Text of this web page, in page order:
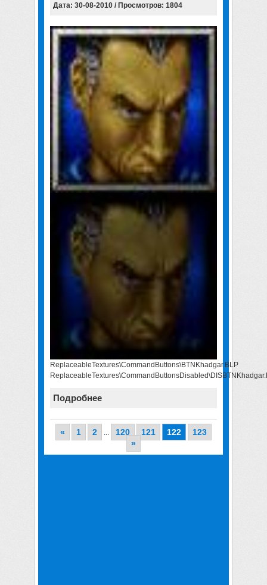
Дата: 30-08-2010 / Просмотров: 1804
ReplaceableTextures\CommandButtons\BTNKhadgar.BLP
Подробнее
« 1 2 ... 120 121 122
123
»